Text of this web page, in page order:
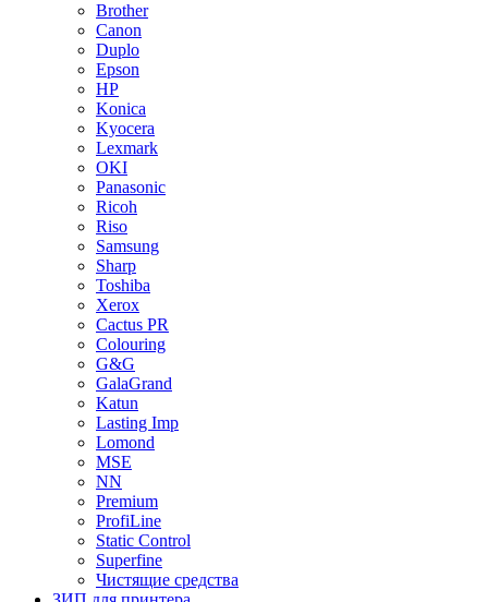
Brother
Canon
Duplo
Epson
HP
Konica
Kyocera
Lexmark
OKI
Panasonic
Ricoh
Riso
Samsung
Sharp
Toshiba
Xerox
Cactus PR
Colouring
G&G
GalaGrand
Katun
Lasting Imp
Lomond
MSE
NN
Premium
ProfiLine
Static Control
Superfine
Чистящие средства